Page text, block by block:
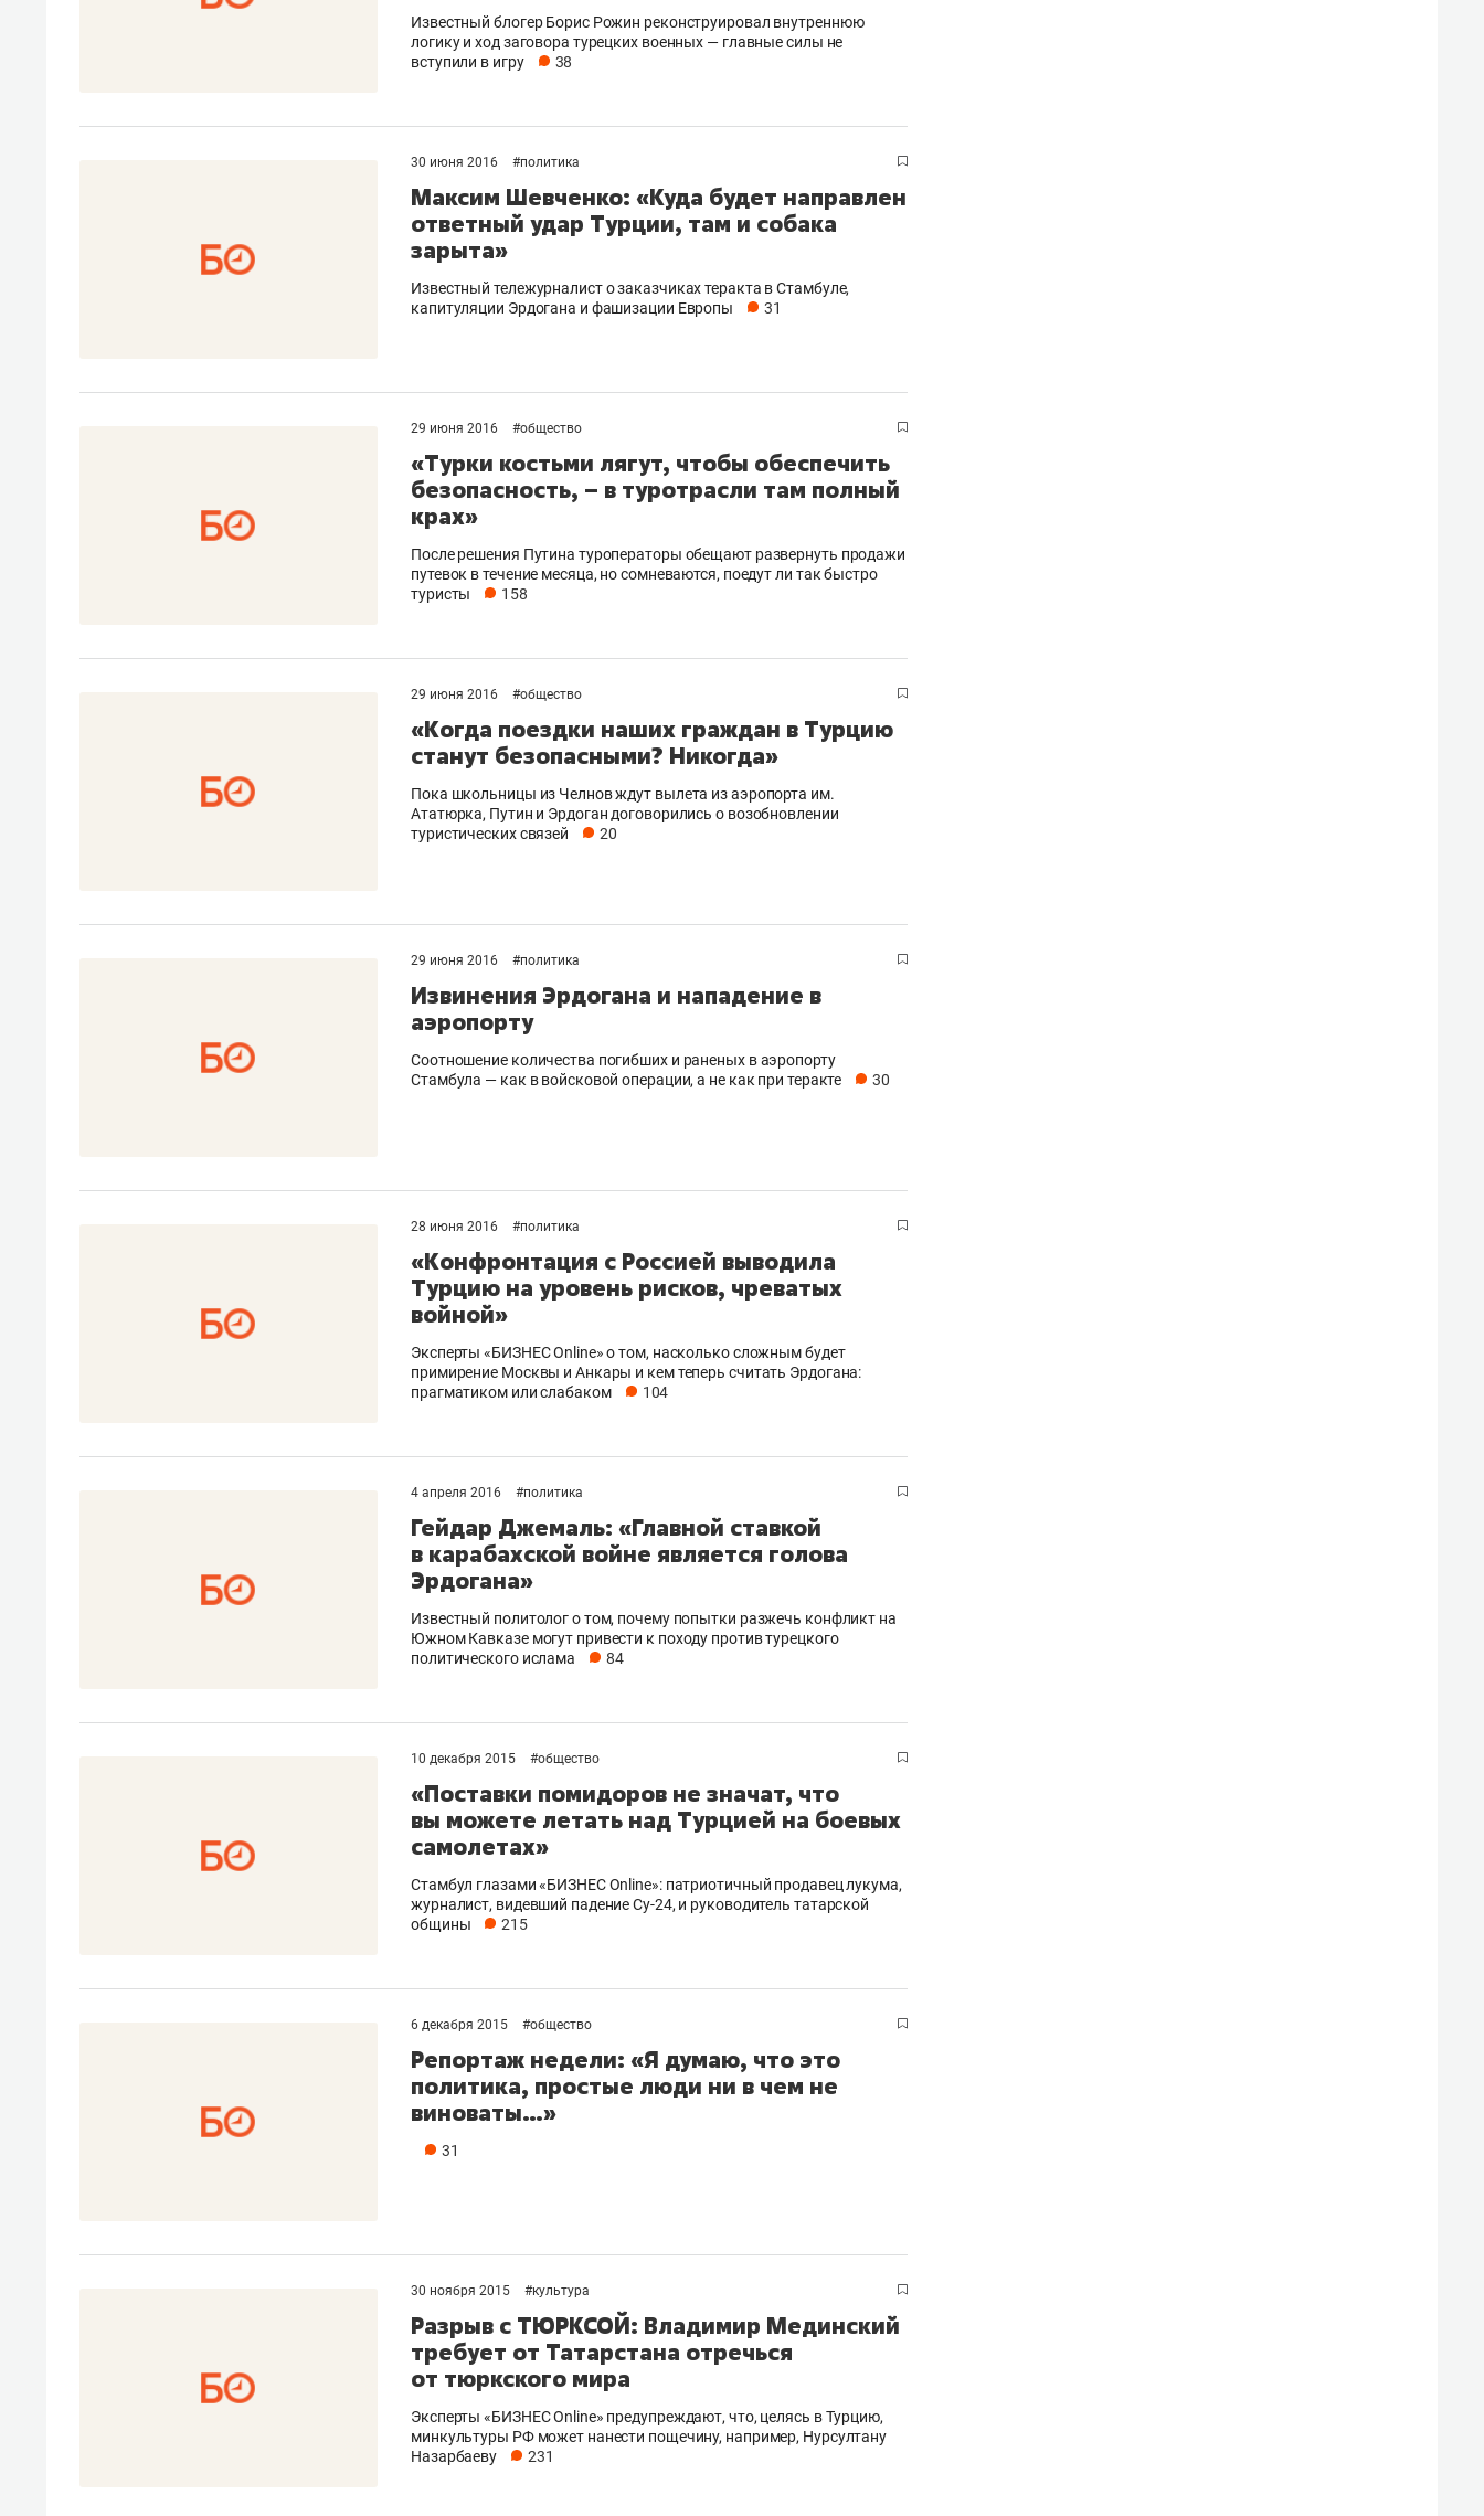
Известный блогер Борис Рожин реконструировал внутреннюю
логику и ход заговора турецких военных — главные силы не
вступили в игру
38
30 июня 2016 #политика
Максим Шевченко: «Куда будет направлен
ответный удар Турции, там и собака
зарыта»
Известный тележурналист о заказчиках теракта в Стамбуле,
капитуляции Эрдогана и фашизации Европы
31
29 июня 2016 #общество
«Турки костьми лягут, чтобы обеспечить
безопасность, – в туротрасли там полный
крах»
После решения Путина туроператоры обещают развернуть продажи
путевок в течение месяца, но сомневаются, поедут ли так быстро
туристы
158
29 июня 2016 #общество
«Когда поездки наших граждан в Турцию
станут безопасными? Никогда»
Пока школьницы из Челнов ждут вылета из аэропорта им.
Ататюрка, Путин и Эрдоган договорились о возобновлении
туристических связей
20
29 июня 2016 #политика
Извинения Эрдогана и нападение в
аэропорту
Соотношение количества погибших и раненых в аэропорту
Стамбула — как в войсковой операции, а не как при теракте
30
28 июня 2016 #политика
«Конфронтация с Россией выводила
Турцию на уровень рисков, чреватых
войной»
Эксперты «БИЗНЕС Online» о том, насколько сложным будет
примирение Москвы и Анкары и кем теперь считать Эрдогана:
прагматиком или слабаком
104
4 апреля 2016 #политика
Гейдар Джемаль: «Главной ставкой
в карабахской войне является голова
Эрдогана»
Известный политолог о том, почему попытки разжечь конфликт на
Южном Кавказе могут привести к походу против турецкого
политического ислама
84
10 декабря 2015 #общество
«Поставки помидоров не значат, что
вы можете летать над Турцией на боевых
самолетах»
Стамбул глазами «БИЗНЕС Online»: патриотичный продавец лукума,
журналист, видевший падение Су-24, и руководитель татарской
общины
215
6 декабря 2015 #общество
Репортаж недели: «Я думаю, что это
политика, простые люди ни в чем не
виноваты…»
31
30 ноября 2015 #культура
Разрыв с ТЮРКСОЙ: Владимир Мединский
требует от Татарстана отречься
от тюркского мира
Эксперты «БИЗНЕС Online» предупреждают, что, целясь в Турцию,
минкультуры РФ может нанести пощечину, например, Нурсултану
Назарбаеву
231